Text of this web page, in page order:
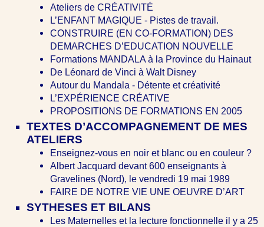
Ateliers de CRÉATIVITÉ
L’ENFANT MAGIQUE - Pistes de travail.
CONSTRUIRE (EN CO-FORMATION) DES
DEMARCHES D’EDUCATION NOUVELLE
Formations MANDALA à la Province du Hainaut
De Léonard de Vinci à Walt Disney
Autour du Mandala - Détente et créativité
L’EXPÉRIENCE CRÉATIVE
PROPOSITIONS DE FORMATIONS EN 2005
TEXTES D’ACCOMPAGNEMENT DE MES
ATELIERS
Enseignez-vous en noir et blanc ou en couleur ?
Albert Jacquard devant 600 enseignants à
Gravelines (Nord), le vendredi 19 mai 1989
FAIRE DE NOTRE VIE UNE OEUVRE D’ART
SYTHESES ET BILANS
Les Maternelles et la lecture fonctionnelle il y a 25